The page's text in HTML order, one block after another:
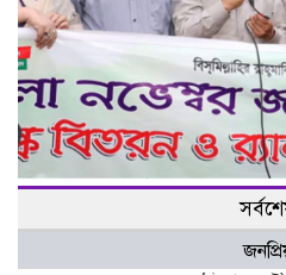
বর্তমান পরিস্থিতিতে স্কুল-কলেজ